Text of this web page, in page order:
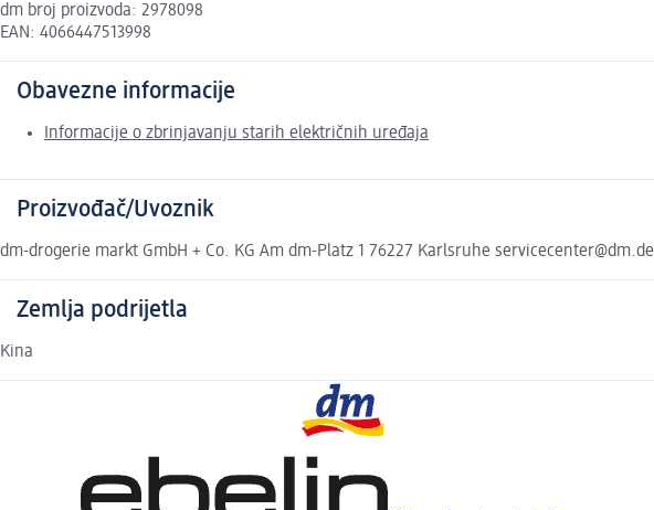
dm broj proizvoda: 2978098
EAN: 4066447513998
Obavezne informacije
Informacije o zbrinjavanju starih električnih uređaja
Proizvođač/Uvoznik
dm-drogerie markt GmbH + Co. KG Am dm-Platz 1 76227 Karlsruhe servicecenter@dm.de
Zemlja podrijetla
Kina